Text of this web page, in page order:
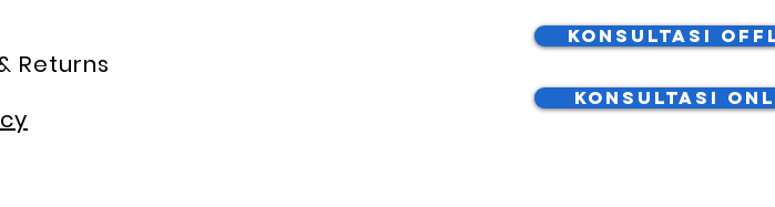
Returns
Konsultasi
Konsultasi